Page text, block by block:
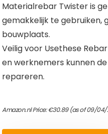
Materialrebar Twister is
gemakkelijk te gebruiken,
bouwplaats.
Veilig voor Usethese
en werknemers kunnen
repareren.
Amazon.nl Price:€30.89(as of 09/04/